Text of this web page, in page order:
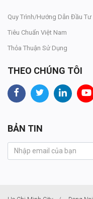
Quy Trình/Hướng Dẫn Đầu Tư
Tiêu Chuẩn Việt Nam
Thỏa Thuận Sử Dụng
THEO CHÚNG TÔI
BẢN TIN